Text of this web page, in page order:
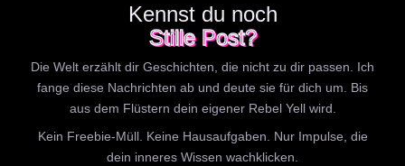
Kennst du noch
Stille Post?
Die Welt erzählt dir Geschichten, die nicht zu dir passen. Ich
fange diese Nachrichten ab und deute sie für dich um. Bis
aus dem Flüstern dein eigener Rebel Yell wird.
Kein Freebie-Müll. Keine Hausaufgaben. Nur Impulse, die
dein inneres Wissen wachklicken.